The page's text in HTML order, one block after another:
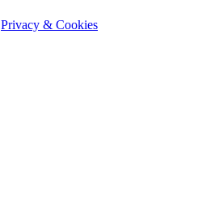
Privacy & Cookies